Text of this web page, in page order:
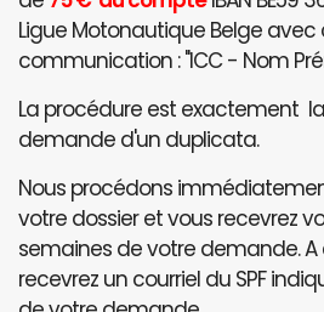
Ligue Motonautique Belge
communication : "ICC - Nom
La procédure est exactement
demande d'un duplicata.
Nous procédons
votre dossier et vous recevrez
semaines de votre demande.
recevrez un courriel du SPF